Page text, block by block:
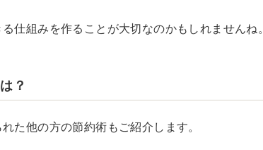
仕組みを作ることが大切なのかもしれませんね。
？
た他の方の節約術もご紹介します。